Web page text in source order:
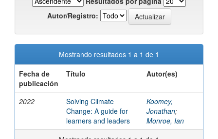
Autor/Registro:
Mostrando resultados 1 a 1 de 1
Fecha de
publicación
Título Autor(es)
2022
Solving Climate
Change: A guide for
learners and leaders
Koomey,
Jonathan;
Monroe, Ian